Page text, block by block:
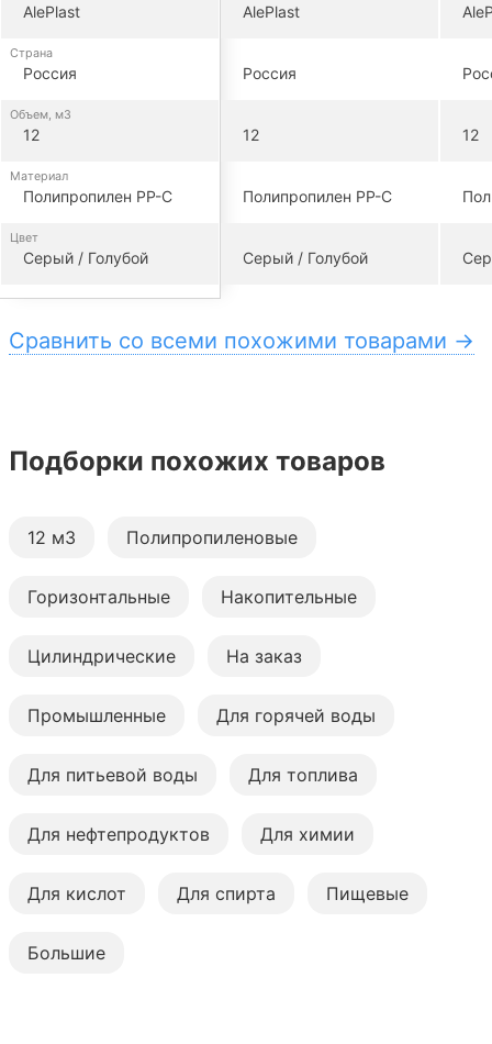
AlePlast
Страна
Россия
Объем, м3
12
Материал
Полипропилен PP-C
Цвет
Серый / Голубой
AlePlast
Россия
12
Полипропилен PP-C
Серый / Голубой
12
Сравнить со всеми похожими товарами →
Подборки похожих товаров
12 м3 Полипропиленовые
Горизонтальные Накопительные
Цилиндрические На заказ
Промышленные Для горячей воды
Для питьевой воды Для топлива
Для нефтепродуктов Для химии
Для кислот Для спирта Пищевые
Большие